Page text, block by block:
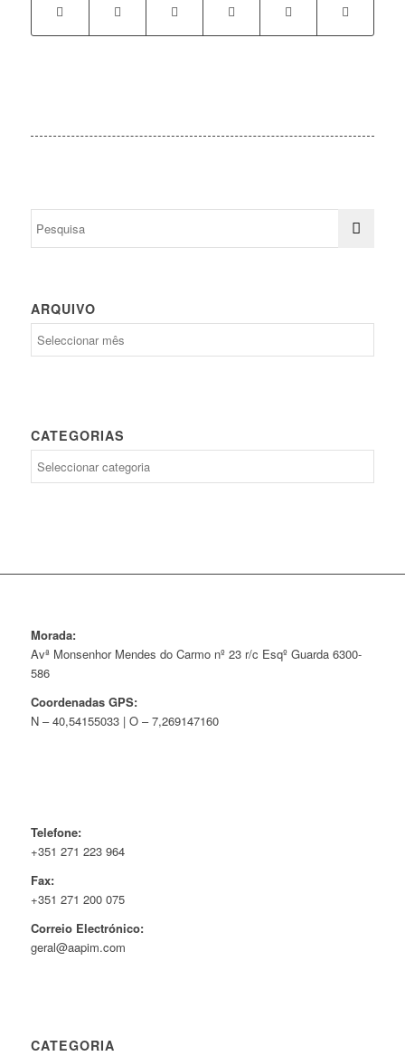
ARQUIVO
CATEGORIAS
Morada:
Avª Monsenhor Mendes do Carmo nº 23 r/c Esqº Guarda 6300-
586
Coordenadas GPS:
N – 40,54155033 | O – 7,269147160
Telefone:
+351 271 223 964
Fax:
+351 271 200 075
Correio Electrónico:
geral@aapim.com
CATEGORIA